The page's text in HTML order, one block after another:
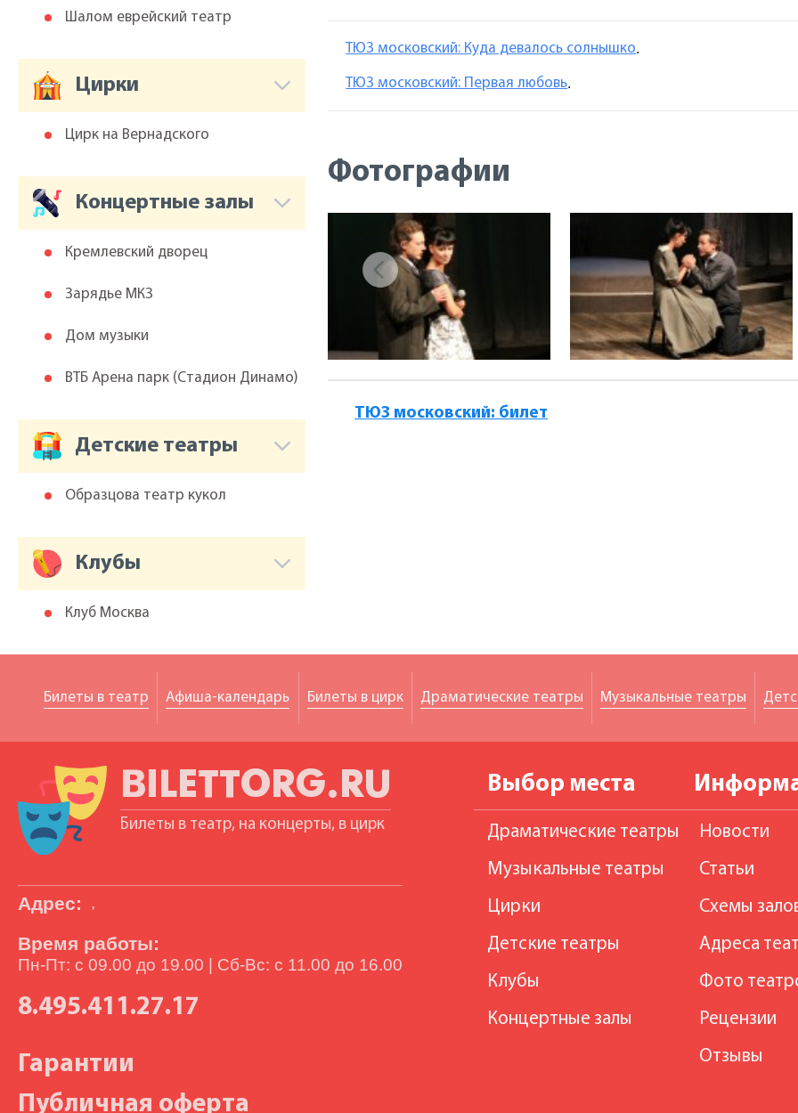
ТЮЗ московский: Куда девалось солнышко.
ТЮЗ московский: Первая любовь.
Фотографии
ТЮЗ московский: билет
Шалом еврейский театр
Цирки
Цирк на Вернадского
Концертные залы
Кремлевский дворец
Зарядье МКЗ
Дом музыки
ВТБ Арена парк (Cтадион Динамо)
Детские театры
Образцова театр кукол
Клубы
Клуб Москва
Билеты в театр Афиша-календарь Билеты в цирк Драматические театры Музыкальные театры
BILETTORG.RU
Билеты в театр, на концерты, в цирк
Адрес: ,
Время работы:
Пн-Пт: с 09.00 до 19.00 | Сб-Вс: с 11.00 до 16.00
8.495.411.27.17
Гарантии
Публичная оферта
Выбор места
Драматические театры
Музыкальные театры
Цирки
Детские театры
Клубы
Концертные залы
Новости
Статьи
Схемы
Адреса
Фото
Рецензии
Отзывы